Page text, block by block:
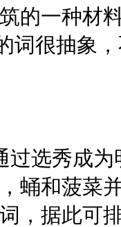
的一种材
词很抽象
选秀成为
蛹和菠菜
，据此可